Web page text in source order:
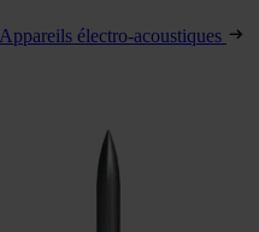
Appareils électro-acoustiques